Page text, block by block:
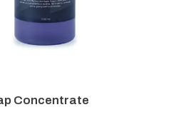
Concentrate